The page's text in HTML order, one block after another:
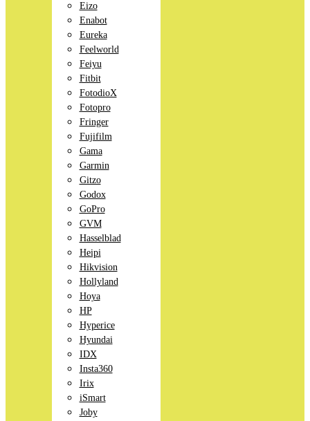
Eizo
Enabot
Eureka
Feelworld
Feiyu
Fitbit
FotodioX
Fotopro
Fringer
Fujifilm
Gama
Garmin
Gitzo
Godox
GoPro
GVM
Hasselblad
Heipi
Hikvision
Hollyland
Hoya
HP
Hyperice
Hyundai
IDX
Insta360
Irix
iSmart
Joby